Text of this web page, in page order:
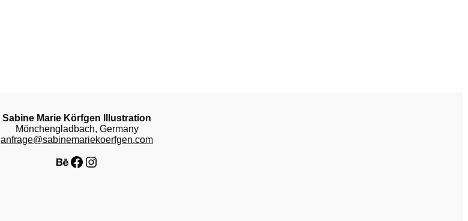
Sabine Marie Körfgen Illustration
Mönchengladbach, Germany
anfrage@sabinemariekoerfgen.com
Behance
Facebook
Instagram